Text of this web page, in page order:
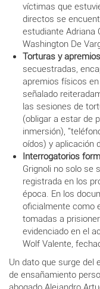
víctimas que
directos se
estudiante Adriana
Washington De
Torturas y
secuestradas,
apremios físicos
señalado
las sesiones de
(obligar a estar de
inmersión),
oídos) y aplicación
Interrogatorios
Grignoli no solo se
registrada en los
época. En los
oficialmente como
tomadas a
evidenciado en el
Wolf Valente,
Un dato que surge del
de ensañamiento